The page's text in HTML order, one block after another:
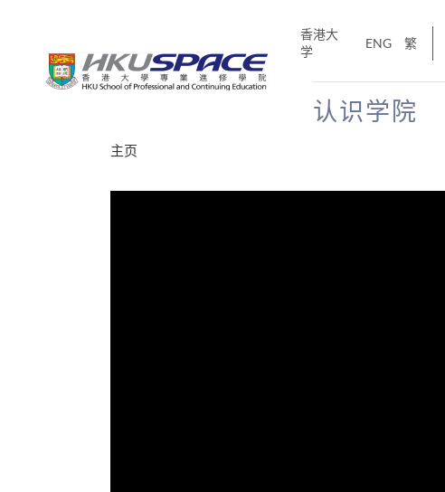
香港大
学
ENG 繁
认识学院
主页